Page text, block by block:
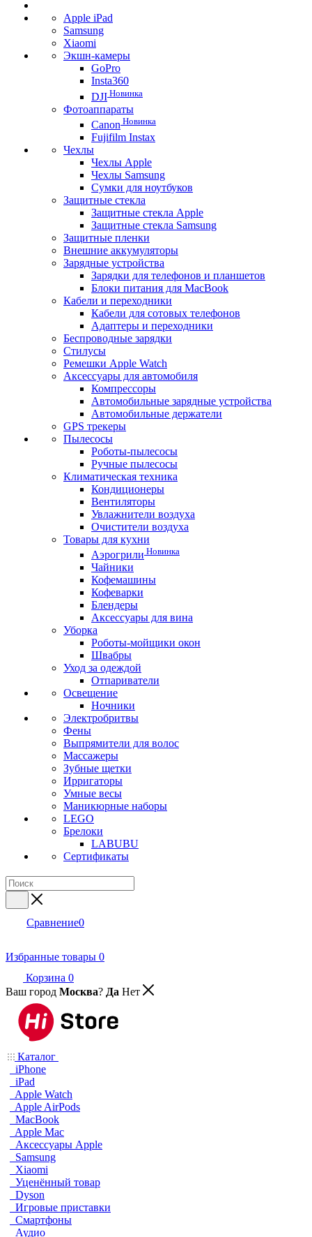
Apple iPad
Samsung
Xiaomi
Экшн-камеры
GoPro
Insta360
DJI Новинка
Фотоаппараты
Canon Новинка
Fujifilm Instax
Чехлы
Чехлы Apple
Чехлы Samsung
Сумки для ноутбуков
Защитные стекла
Защитные стекла Apple
Защитные стекла Samsung
Защитные пленки
Внешние аккумуляторы
Зарядные устройства
Зарядки для телефонов и планшетов
Блоки питания для MacBook
Кабели и переходники
Кабели для сотовых телефонов
Адаптеры и переходники
Беспроводные зарядки
Стилусы
Ремешки Apple Watch
Аксессуары для автомобиля
Компрессоры
Автомобильные зарядные устройства
Автомобильные держатели
GPS трекеры
Пылесосы
Роботы-пылесосы
Ручные пылесосы
Климатическая техника
Кондиционеры
Вентиляторы
Увлажнители воздуха
Очистители воздуха
Товары для кухни
Аэрогрили Новинка
Чайники
Кофемашины
Кофеварки
Блендеры
Аксессуары для вина
Уборка
Роботы-мойщики окон
Швабры
Уход за одеждой
Отпариватели
Освещение
Ночники
Электробритвы
Фены
Выпрямители для волос
Массажеры
Зубные щетки
Ирригаторы
Умные весы
Маникюрные наборы
LEGO
Брелоки
LABUBU
Сертификаты
Сравнение0
Избранные товары 0
Корзина 0
Ваш город Москва? Да Нет
Каталог
iPhone
iPad
Apple Watch
Apple AirPods
MacBook
Apple Mac
Аксессуары Apple
Samsung
Xiaomi
Уценённый товар
Dyson
Игровые приставки
Смартфоны
Аудио